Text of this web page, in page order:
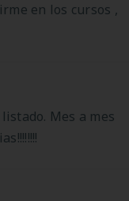
en los cursos ,
Mes a mes